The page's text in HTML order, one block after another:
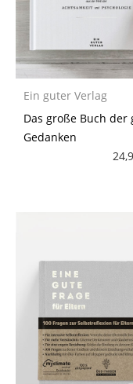
Ein guter Verlag
Das große Buch der
Gedanken